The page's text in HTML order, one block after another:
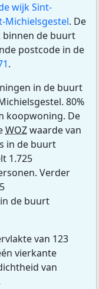
wijk Sint-
Michielsgestel. De
binnen de buurt
postcode in de
.
in de buurt
80%
koopwoning. De
WOZwaarde van
in de buurt
1.725
Verder
de buurt
van 123
vierkante
van